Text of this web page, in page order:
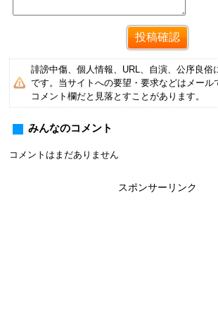
誹謗中傷、個人情報、URL、自演、公序良俗
です。当サイトへの要望・要求などはメール
コメント欄だと見落とすことがあります。
みんなのコメント
コメントはまだありません
スポンサーリンク